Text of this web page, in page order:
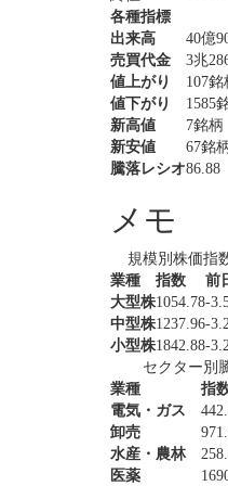
各種指標
出来高
40億
売買代金
3兆
値上がり
107銘
値下がり
1585
新高値
7銘柄
新安値
67銘
騰落レシオ86.88
メモ
規模別株価指
業種
指数
前
大型株1054.78-
中型株1237.96-
小型株1842.88-
セクター別
業種
指
電気・ガス
卸売
水産・農林
医薬